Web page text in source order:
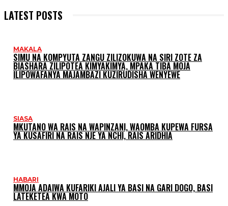
LATEST POSTS
MAKALA
SIMU NA KOMPYUTA ZANGU ZILIZOKUWA NA SIRI ZOTE ZA
BIASHARA ZILIPOTEA KIMYAKIMYA, MPAKA TIBA MOJA
ILIPOWAFANYA MAJAMBAZI KUZIRUDISHA WENYEWE
SIASA
MKUTANO WA RAIS NA WAPINZANI, WAOMBA KUPEWA FURSA
YA KUSAFIRI NA RAIS NJE YA NCHI, RAIS ARIDHIA
HABARI
MMOJA ADAIWA KUFARIKI AJALI YA BASI NA GARI DOGO, BASI
LATEKETEA KWA MOTO